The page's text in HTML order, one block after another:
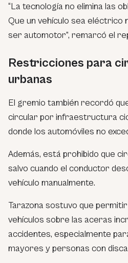
“La tecnología no elimina las
Que un vehículo sea eléctrico
ser automotor”, remarcó el
Restricciones para
urbanas
El gremio también recordó
circular por infraestructura
donde los automóviles no
Además, está prohibido que
salvo cuando el conductor
vehículo manualmente.
Tarazona sostuvo que
vehículos sobre las aceras
accidentes, especialmente
mayores y personas con